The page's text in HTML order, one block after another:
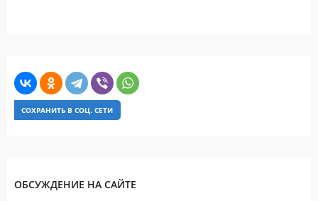
СОХРАНИТЬ В СОЦ. СЕТИ
ОБСУЖДЕНИЕ НА САЙТЕ